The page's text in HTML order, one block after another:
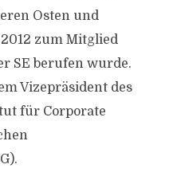
Osten und
zum Mitglied
SE berufen wurde.
Vizepräsident des
für Corporate